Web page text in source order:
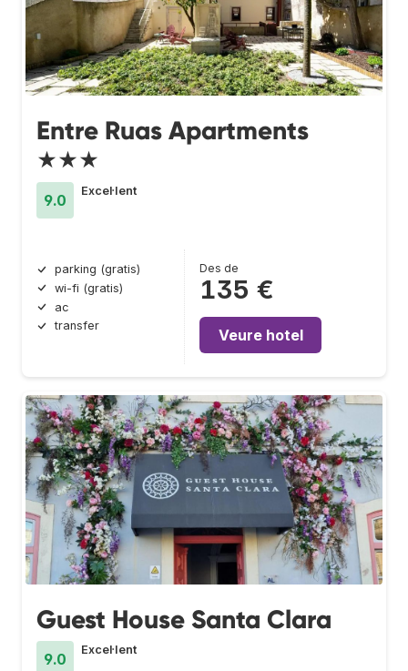
Entre Ruas Apartments
★★★
9.0
Excel·lent
parking (gratis)
wi-fi (gratis)
ac
transfer
Des de
135 €
Veure hotel
Guest House Santa Clara
9.0
Excel·lent